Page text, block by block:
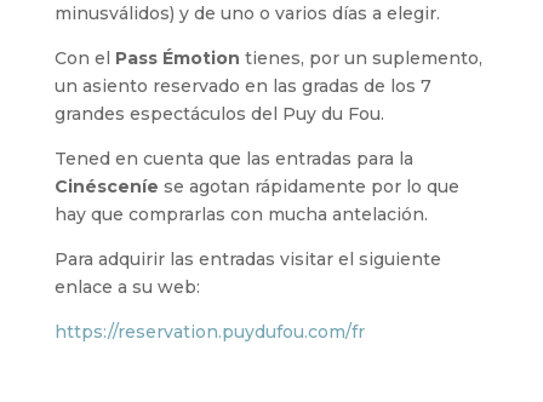
minusválidos) y de uno o varios días a elegir.
Con el Pass Émotion tienes, por un suplemento,
un asiento reservado en las gradas de los 7
grandes espectáculos del Puy du Fou.
Tened en cuenta que las entradas para la
Cinésceníe se agotan rápidamente por lo que
hay que comprarlas con mucha antelación.
Para adquirir las entradas visitar el siguiente
enlace a su web:
https://reservation.puydufou.com/fr